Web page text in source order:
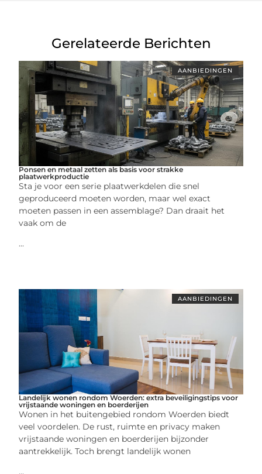
Gerelateerde Berichten
AANBIEDINGEN
Ponsen en metaal zetten als basis voor strakke
plaatwerkproductie
Sta je voor een serie plaatwerkdelen die snel
geproduceerd moeten worden, maar wel exact
moeten passen in een assemblage? Dan draait het
vaak om de
...
AANBIEDINGEN
Landelijk wonen rondom Woerden: extra beveiligingstips voor
vrijstaande woningen en boerderijen
Wonen in het buitengebied rondom Woerden biedt
veel voordelen. De rust, ruimte en privacy maken
vrijstaande woningen en boerderijen bijzonder
aantrekkelijk. Toch brengt landelijk wonen
...